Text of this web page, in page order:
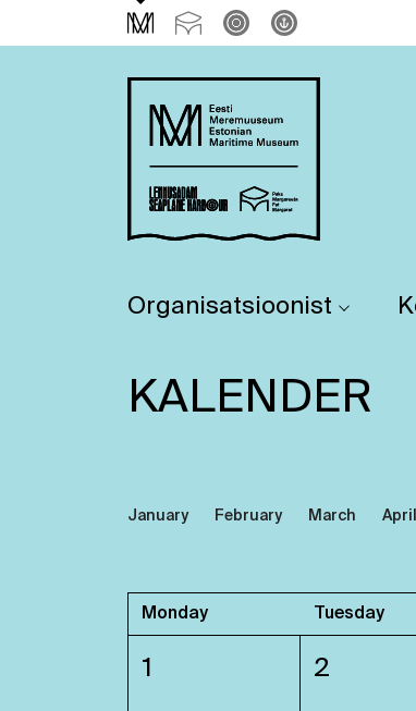
Organisatsioonist
KALENDER
January February March April
Monday Tuesday
1 2